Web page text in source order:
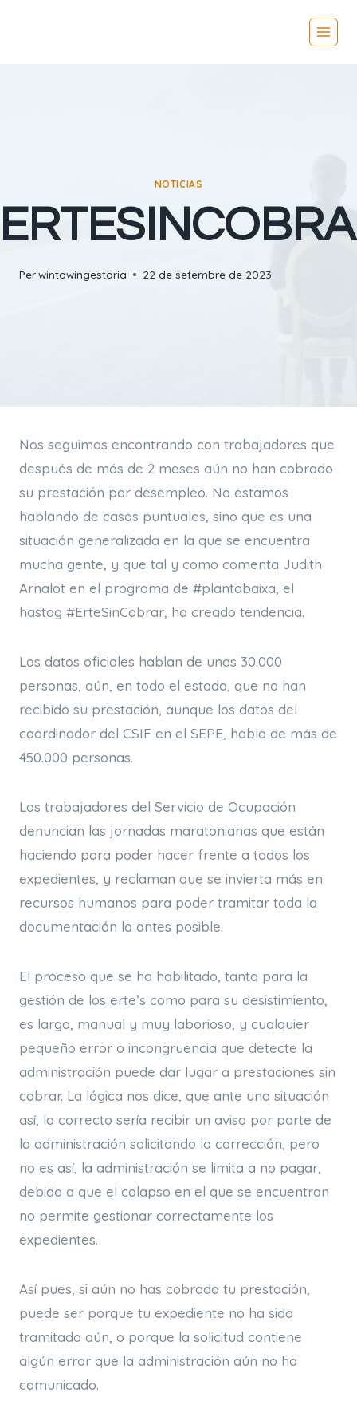
NOTICIAS
Perwintowingestoria 22 de setembre de 2023
Nos seguimos encontrando con trabajadores que
después de más de 2 meses aún no han cobrado
su prestación por desempleo. No estamos
hablando de casos puntuales, sino que es una
situación generalizada en la que se encuentra
mucha gente, y que tal y como comenta Judith
Arnalot en el programa de #plantabaixa, el
hastag #ErteSinCobrar, ha creado tendencia.
Los datos oficiales hablan de unas 30.000
personas, aún, en todo el estado, que no han
recibido su prestación, aunque los datos del
coordinador del CSIF en el SEPE, habla de más de
450.000 personas.
Los trabajadores del Servicio de Ocupación
denuncian las jornadas maratonianas que están
haciendo para poder hacer frente a todos los
expedientes, y reclaman que se invierta más en
recursos humanos para poder tramitar toda la
documentación lo antes posible.
El proceso que se ha habilitado, tanto para la
gestión de los erte’s como para su desistimiento,
es largo, manual y muy laborioso, y cualquier
pequeño error o incongruencia que detecte la
administración puede dar lugar a prestaciones sin
cobrar. La lógica nos dice, que ante una situación
así, lo correcto sería recibir un aviso por parte de
la administración solicitando la corrección, pero
no es así, la administración se limita a no pagar,
debido a que el colapso en el que se encuentran
no permite gestionar correctamente los
expedientes.
Así pues, si aún no has cobrado tu prestación,
puede ser porque tu expediente no ha sido
tramitado aún, o porque la solicitud contiene
algún error que la administración aún no ha
comunicado.